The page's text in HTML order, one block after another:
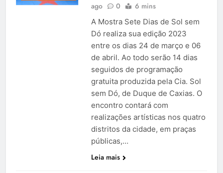
ago
0 6 mins
A Mostra Sete Dias de Sol sem
Dó realiza sua edição 2023
entre os dias 24 de março e 06
de abril. Ao todo serão 14 dias
seguidos de programação
gratuita produzida pela Cia. Sol
sem Dó, de Duque de Caxias. O
encontro contará com
realizações artísticas nos quatro
distritos da cidade, em praças
públicas,…
Leia mais